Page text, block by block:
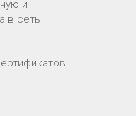
и
в сеть